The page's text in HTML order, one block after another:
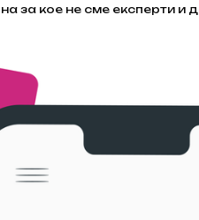
за кое не сме експерти